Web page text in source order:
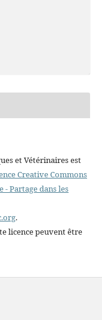
et Vétérinaires est
Creative Commons
Partage dans les
.
licence peuvent être